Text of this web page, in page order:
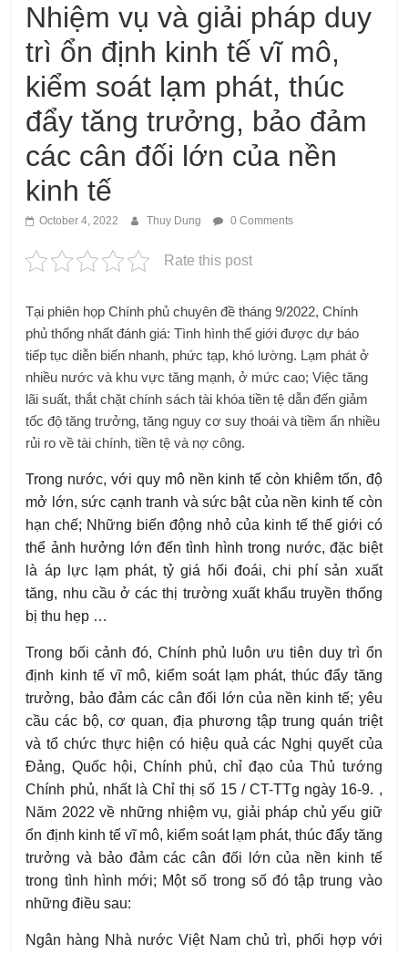
Nhiệm vụ và giải pháp duy
trì ổn định kinh tế vĩ mô,
kiểm soát lạm phát, thúc
đẩy tăng trưởng, bảo đảm
các cân đối lớn của nền
kinh tế
October 4, 2022 Thuy Dung 0 Comments
Rate this post
Tại phiên họp Chính phủ chuyên đề tháng 9/2022, Chính
phủ thống nhất đánh giá: Tình hình thế giới được dự báo
tiếp tục diễn biến nhanh, phức tạp, khó lường. Lạm phát ở
nhiều nước và khu vực tăng mạnh, ở mức cao; Việc tăng
lãi suất, thắt chặt chính sách tài khóa tiền tệ dẫn đến giảm
tốc độ tăng trưởng, tăng nguy cơ suy thoái và tiềm ẩn nhiều
rủi ro về tài chính, tiền tệ và nợ công.
Trong nước, với quy mô nền kinh tế còn khiêm tốn, độ
mở lớn, sức cạnh tranh và sức bật của nền kinh tế còn
hạn chế; Những biến động nhỏ của kinh tế thế giới có
thể ảnh hưởng lớn đến tình hình trong nước, đặc biệt
là áp lực lạm phát, tỷ giá hối đoái, chi phí sản xuất
tăng, nhu cầu ở các thị trường xuất khẩu truyền thống
bị thu hẹp …
Trong bối cảnh đó, Chính phủ luôn ưu tiên duy trì ổn
định kinh tế vĩ mô, kiểm soát lạm phát, thúc đẩy tăng
trưởng, bảo đảm các cân đối lớn của nền kinh tế; yêu
cầu các bộ, cơ quan, địa phương tập trung quán triệt
và tổ chức thực hiện có hiệu quả các Nghị quyết của
Đảng, Quốc hội, Chính phủ, chỉ đạo của Thủ tướng
Chính phủ, nhất là Chỉ thị số 15 / CT-TTg ngày 16-9. ,
Năm 2022 về những nhiệm vụ, giải pháp chủ yếu giữ
ổn định kinh tế vĩ mô, kiểm soát lạm phát, thúc đẩy tăng
trưởng và bảo đảm các cân đối lớn của nền kinh tế
trong tình hình mới; Một số trong số đó tập trung vào
những điều sau:
Ngân hàng Nhà nước Việt Nam chủ trì, phối hợp với